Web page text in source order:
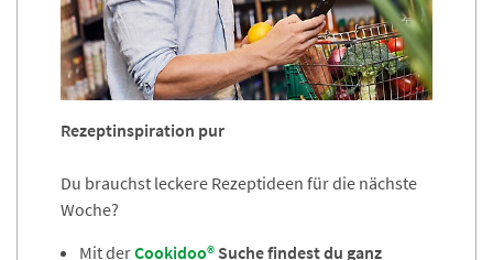
Rezeptinspiration pur
Du brauchst leckere Rezeptideen für die nächste
Woche?
Mit derCookidoo® Suche findest du ganz